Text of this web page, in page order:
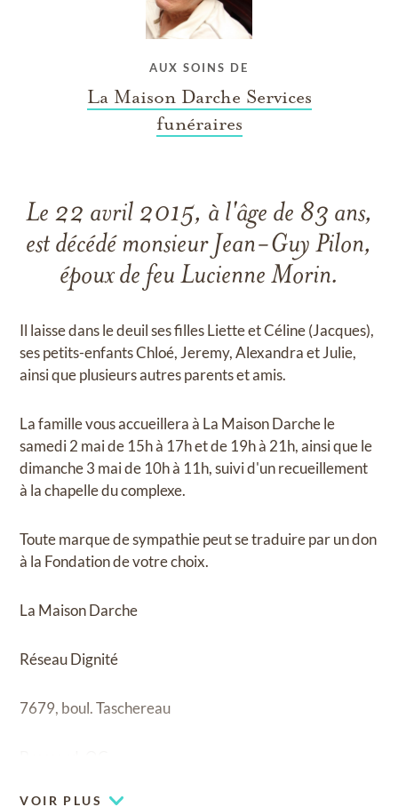
AUX SOINS DE
La Maison Darche Services
funéraires
Le 22 avril 2015, à l'âge de 83 ans,
est décédé monsieur Jean-Guy Pilon,
époux de feu Lucienne Morin.
Il laisse dans le deuil ses filles Liette et Céline (Jacques),
ses petits-enfants Chloé, Jeremy, Alexandra et Julie,
ainsi que plusieurs autres parents et amis.
La famille vous accueillera à La Maison Darche le
samedi 2 mai de 15h à 17h et de 19h à 21h, ainsi que le
dimanche 3 mai de 10h à 11h, suivi d'un recueillement
à la chapelle du complexe.
Toute marque de sympathie peut se traduire par un don
à la Fondation de votre choix.
La Maison Darche
Réseau Dignité
7679, boul. Taschereau
VOIR PLUS